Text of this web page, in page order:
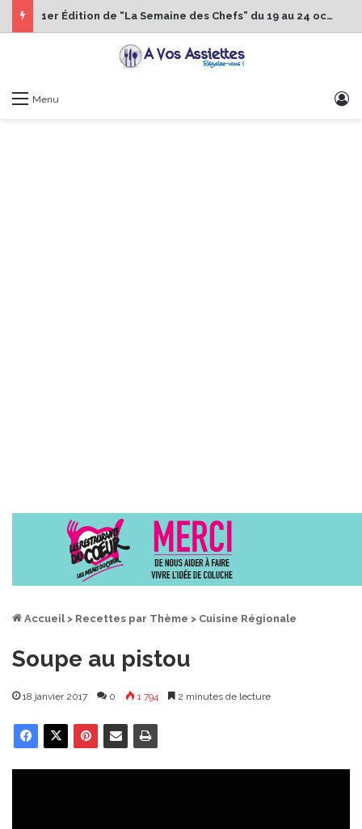
1er Édition de “La Semaine des Chefs” du 19 au 24 octobre 2026
Menu
Accueil > Recettes par Thème > Cuisine Régionale
Soupe au pistou
18 janvier 2017 0 1 794 2 minutes de lecture